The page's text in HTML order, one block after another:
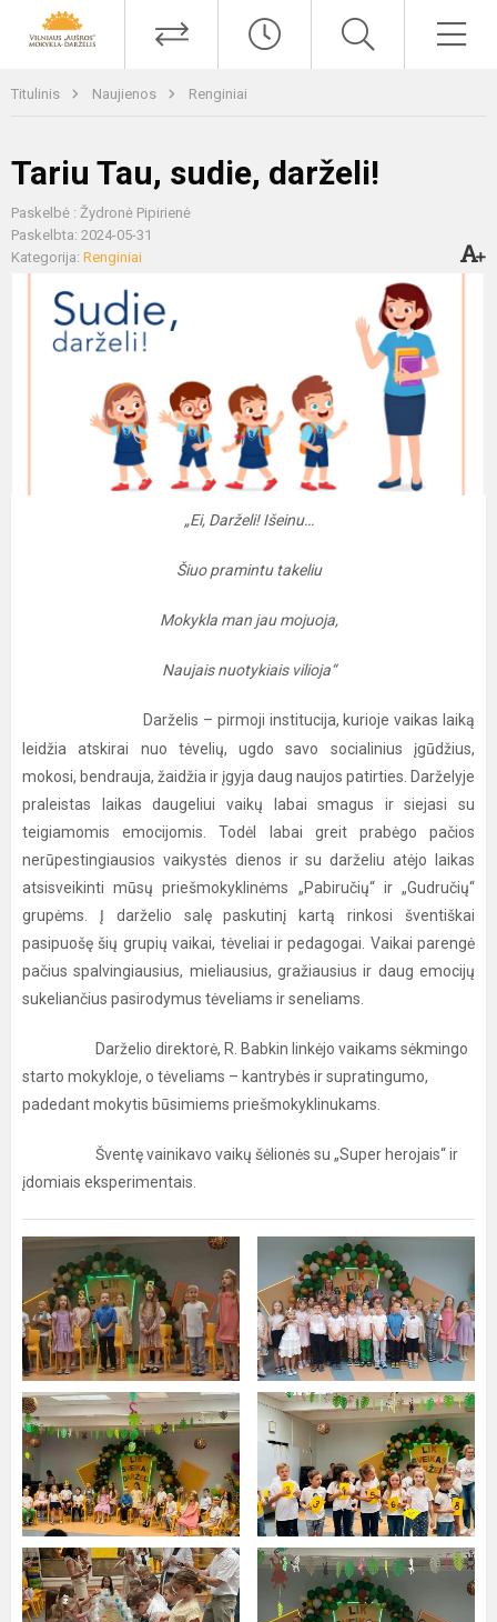
Titulinis Naujienos Renginiai
Tariu Tau, sudie, darželi!
Paskelbė : Žydronė Pipirienė
Paskelbta: 2024-05-31
Kategorija: Renginiai
„Ei, Darželi! Išeinu…
Šiuo pramintu takeliu
Mokykla man jau mojuoja,
Naujais nuotykiais vilioja“
Darželis – pirmoji institucija, kurioje vaikas laiką
leidžia atskirai nuo tėvelių, ugdo savo socialinius įgūdžius,
mokosi, bendrauja, žaidžia ir įgyja daug naujos patirties. Darželyje
praleistas laikas daugeliui vaikų labai smagus ir siejasi su
teigiamomis emocijomis. Todėl labai greit prabėgo pačios
nerūpestingiausios vaikystės dienos ir su darželiu atėjo laikas
atsisveikinti mūsų priešmokyklinėms „Pabiručių“ ir „Gudručių“
grupėms. Į darželio salę paskutinį kartą rinkosi šventiškai
pasipuošę šių grupių vaikai, tėveliai ir pedagogai. Vaikai parengė
pačius spalvingiausius, mieliausius, gražiausius ir daug emocijų
sukeliančius pasirodymus tėveliams ir seneliams.
Darželio direktorė, R. Babkin linkėjo vaikams sėkmingo
starto mokykloje, o tėveliams – kantrybės ir supratingumo,
padedant mokytis būsimiems priešmokyklinukams.
Šventę vainikavo vaikų šėlionės su „Super herojais“ ir
įdomiais eksperimentais.